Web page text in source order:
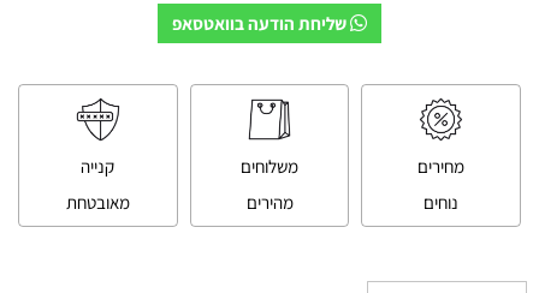
שליחת הודעה בוואטסאפ
מחירים
נוחים
משלוחים
מהירים
קנייה
מאובטחת